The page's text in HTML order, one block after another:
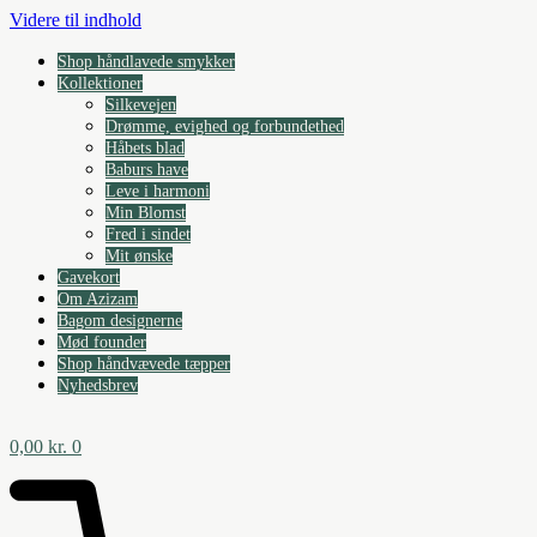
Videre til indhold
Shop håndlavede smykker
Kollektioner
Silkevejen
Drømme, evighed og forbundethed
Håbets blad
Baburs have
Leve i harmoni
Min Blomst
Fred i sindet
Mit ønske
Gavekort
Om Azizam
Bagom designerne
Mød founder
Shop håndvævede tæpper
Nyhedsbrev
0,00 kr. 0